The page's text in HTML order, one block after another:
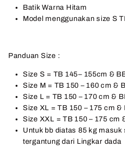
Batik Warna Hitam
Model menggunakan size S
Panduan Size :
Size S = TB 145– 155cm &
Size M = TB 150 – 160 cm &
Size L = TB 150 – 170 cm &
Size XL = TB 150 – 175 cm &
Size XXL = TB 150 – 175 cm
Untuk bb diatas 85 kg masuk
tergantung dari Lingkar dada